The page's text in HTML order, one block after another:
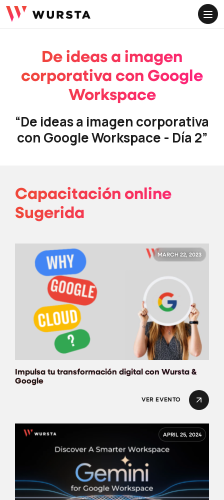
LANGUAGE
FOLLOW US
YoutubeInstagram
De ideas a imagen
corporativa con Google
Workspace
“De ideas a imagen corporativa
con Google Workspace - Día 2”
Capacitación online
Sugerida
MARCH 22, 2023
Impulsa tu transformación digital con Wursta &
Google
VER EVENTO
APRIL 25, 2024